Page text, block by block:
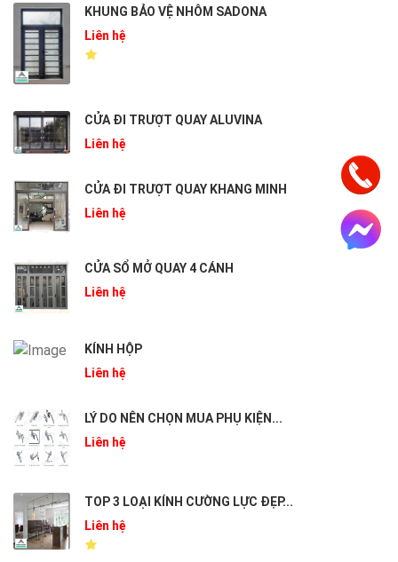
KHUNG BẢO VỆ NHÔM SADONA
Liên hệ
CỬA ĐI TRƯỢT QUAY ALUVINA
Liên hệ
CỬA ĐI TRƯỢT QUAY KHANG MINH
Liên hệ
CỬA SỔ MỞ QUAY 4 CÁNH
Liên hệ
KÍNH HỘP
Liên hệ
LÝ DO NÊN CHỌN MUA PHỤ KIỆN...
Liên hệ
TOP 3 LOẠI KÍNH CƯỜNG LỰC ĐẸP...
Liên hệ